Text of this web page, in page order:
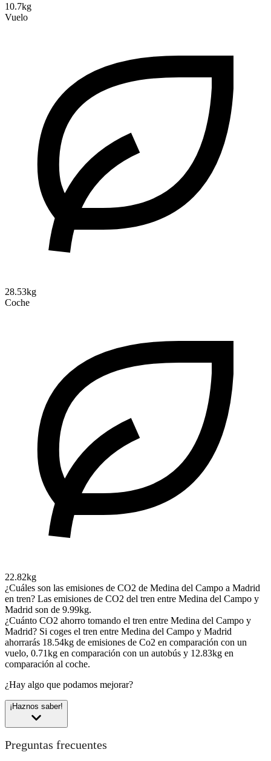
10.7kg
Vuelo
28.53kg
Coche
22.82kg
¿Cuáles son las emisiones de CO2 de Medina del Campo a Madrid
en tren? Las emisiones de CO2 del tren entre Medina del Campo y
Madrid son de 9.99kg.
¿Cuánto CO2 ahorro tomando el tren entre Medina del Campo y
Madrid? Si coges el tren entre Medina del Campo y Madrid
ahorrarás 18.54kg de emisiones de Co2 en comparación con un
vuelo, 0.71kg en comparación con un autobús y 12.83kg en
comparación al coche.
¿Hay algo que podamos mejorar?
¡Haznos saber!
Preguntas frecuentes